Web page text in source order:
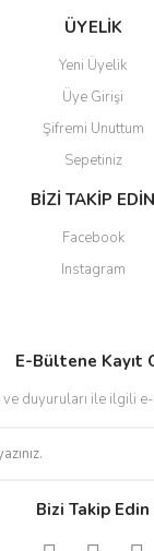
ÜYELİK
Yeni Üyelik
Üye Girişi
Şifremi Unuttum
Sepetiniz
BİZİ TAKİP EDİN
Facebook
Instagram
E-Bültene Kayıt
ve duyuruları ile ilgili
Bizi Takip Edin